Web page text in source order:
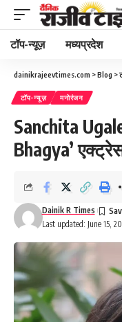
टॉप-न्यूज़ मध्यप्रदेश
dainikrajeevtimes.com >Blog >
टॉप-न्यूज़ मनोरंजन
Sanchita
Bhagya’
Last updated: June 15,
Dainik R Times